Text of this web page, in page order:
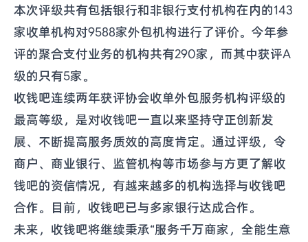
本次评级共有包括银行和非银行支付机构在内的143
家收单机构对9588家外包机构进行了评价。今年参
评的聚合支付业务的机构共有290家，而其中获评A
级的只有5家。
收钱吧连续两年获评协会收单外包服务机构评级的
最高等级，是对收钱吧一直以来坚持守正创新发
展、不断提高服务质效的高度肯定。通过评级，令
商户、商业银行、监管机构等市场参与方更了解收
钱吧的资信情况，有越来越多的机构选择与收钱吧
合作。目前，收钱吧已与多家银行达成合作。
未来，收钱吧将继续秉承“服务千万商家，全能生意